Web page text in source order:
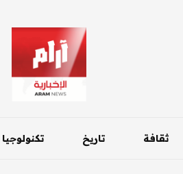
ثقافة تاريخ تكنولوجيا